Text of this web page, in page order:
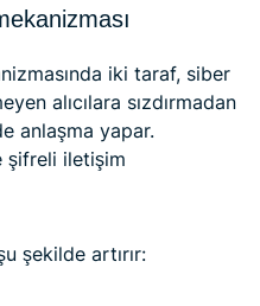
iki taraf, siber
alıcılara sızdırmadan
anlaşma yapar.
şifreli iletişim
şekilde artırır: